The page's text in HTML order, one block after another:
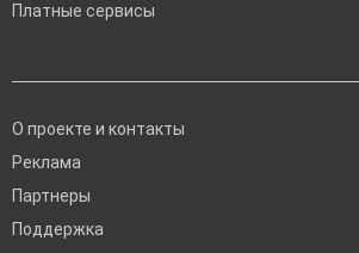
Платные сервисы
О проекте и контакты
Реклама
Партнеры
Поддержка